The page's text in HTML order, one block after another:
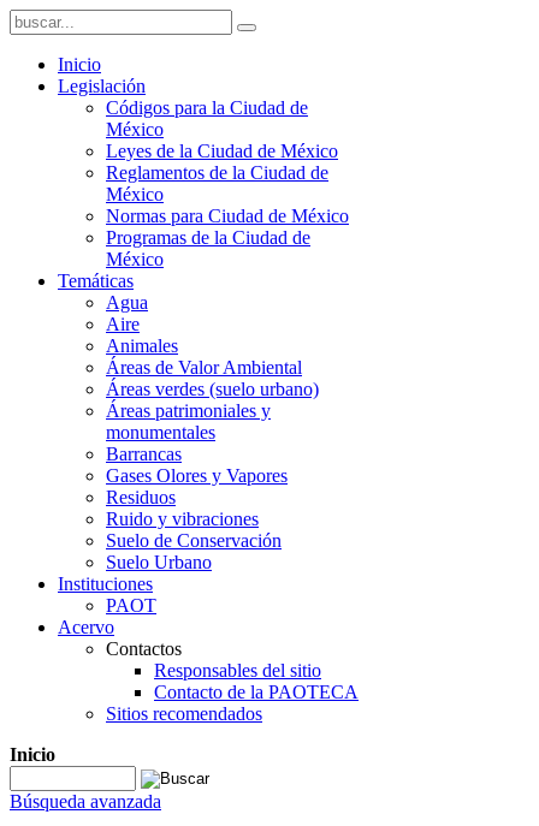
Inicio
Legislación
Códigos para la Ciudad de
México
Leyes de la Ciudad de México
Reglamentos de la Ciudad de
México
Normas para Ciudad de México
Programas de la Ciudad de
México
Temáticas
Agua
Aire
Animales
Áreas de Valor Ambiental
Áreas verdes (suelo urbano)
Áreas patrimoniales y
monumentales
Barrancas
Gases Olores y Vapores
Residuos
Ruido y vibraciones
Suelo de Conservación
Suelo Urbano
Instituciones
PAOT
Acervo
Contactos
Responsables del sitio
Contacto de la PAOTECA
Sitios recomendados
Inicio
Búsqueda avanzada